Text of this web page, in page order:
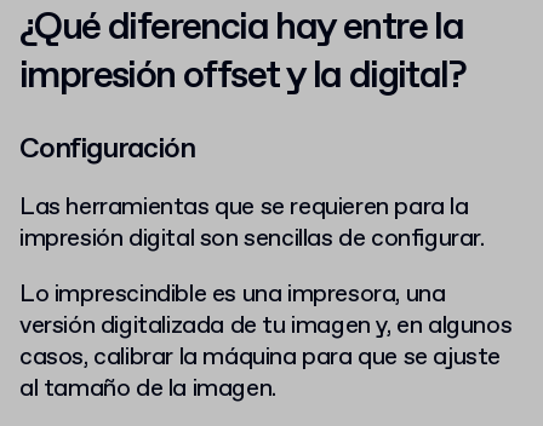
¿Qué diferencia hay entre la
impresión offset y la digital?
Configuración
Las herramientas que se requieren para la
impresión digital son sencillas de configurar.
Lo imprescindible es una impresora, una
versión digitalizada de tu imagen y, en algunos
casos, calibrar la máquina para que se ajuste
al tamaño de la imagen.